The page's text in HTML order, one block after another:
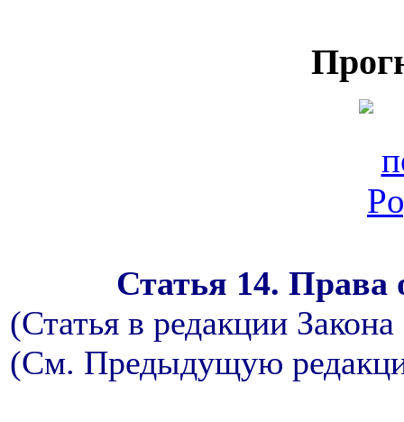
Статья 14. Права
(Статья в редакции
(См. Предыдущую